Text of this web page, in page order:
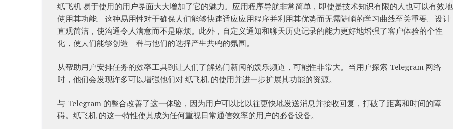
纸飞机 易于使用的用户界面大大增加了它的魅力。应用程序导航非常简单，即使是技术知识有限的人也可以有效地
使用其功能。这种易用性对于确保人们能够快速适应应用程序并利用其优势而无需陡峭的学习曲线至关重要。设计
直观简洁，使沟通令人满意而不是麻烦。此外，自定义通知和聊天历史记录的能力更好地增强了客户体验的个性
化，使人们能够创造一种与他们的选择产生共鸣的氛围。
从帮助用户安排任务的效率工具到让人们了解热门新闻的娱乐频道，可能性非常大。当用户探索 Telegram 网络
时，他们会发现许多可以增强他们对 纸飞机 的使用并进一步扩展其功能的资源。
与 Telegram 的整合改善了这一体验，因为用户可以比以往更快地发送消息并接收回复，打破了距离和时间的障
碍。纸飞机 的这一特性使其成为任何重视日常通信效率的用户的必备设备。